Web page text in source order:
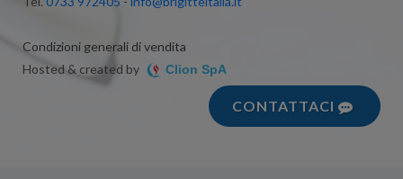
Condizioni generali di vendita
Hosted & created by
Clion SpA
CONTATTACI